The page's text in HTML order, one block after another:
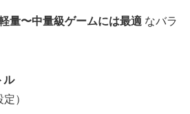
量〜中量級ゲームには最適 なバラ
ル
）